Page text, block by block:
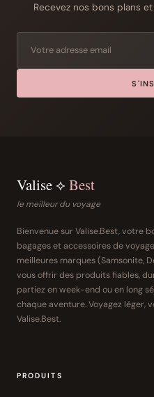
Recevez nos bons plans
Valise ⟡ Best
le meilleur du voyage
Bienvenue sur Valise.Best, votre
bagages et accessoires de
meilleures marques (Samsonite,
vous offrir des produits fiables,
partiez en week-end ou en long
chaque aventure. Voyagez léger,
Valise.Best.
PRODUITS